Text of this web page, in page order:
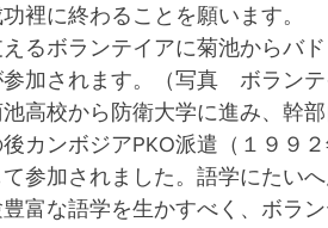
裡に終わることを願います。
るボランテイアに菊池からバ
加されます。（写真　ボラン
高校から防衛大学に進み、幹
カンボジアPKO派遣（１９９
て参加されました。語学にた
富な語学を生かすべく、ボラ